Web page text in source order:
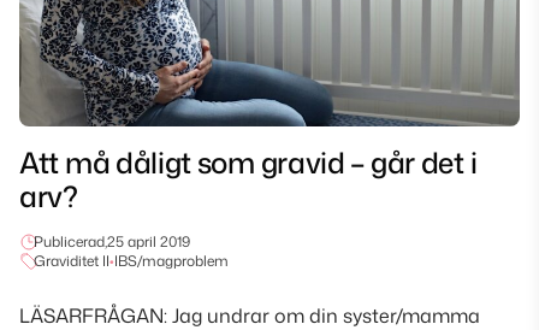
Att må dåligt som gravid – går det i
arv?
Publicerad,25 april 2019
Graviditet II•IBS/magproblem
LÄSARFRÅGAN: Jag undrar om din syster/mamma